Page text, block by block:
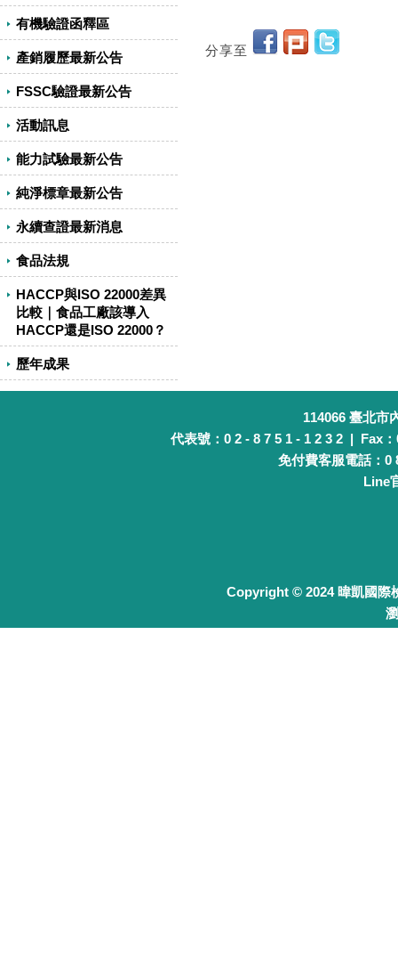
有機驗證函釋區
產銷履歷最新公告
FSSC驗證最新公告
活動訊息
能力試驗最新公告
純淨標章最新公告
永續查證最新消息
食品法規
HACCP與ISO 22000差異
比較｜食品工廠該導入
HACCP還是ISO 22000？
歷年成果
分享至
114066 臺北市
代表號：0 2 - 8 7 5 1 - 1 2 3 2 | Fax
免付費客服電話：0
Line
Copyright © 2024 暐凱國際